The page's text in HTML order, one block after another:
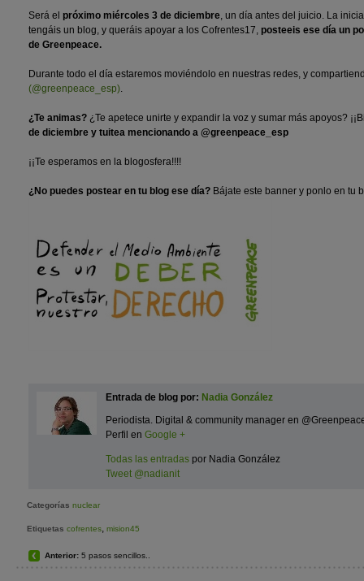
Será el próximo miércoles 3 de diciembre, un día antes del juicio. La
tengáis un blog, y queráis apoyar a los Cofrentes17, posteeis ese día un
de Greenpeace.
Durante todo el día estaremos moviéndolo en nuestras redes, y
(@greenpeace_esp).
¿Te animas? ¿Te apetece unirte y expandir la voz y sumar más apoyos?
de diciembre y tuitea mencionando a @greenpeace_esp
¡¡Te esperamos en la blogosfera!!!!
¿No puedes postear en tu blog ese día? Bájate este banner y ponlo en tu
Entrada de blog por: Nadia González
Periodista. Digital & community manager en
Perfil en Google +
Todas las entradas por Nadia González
Tweet @nadianit
Categorías nuclear
Etiquetas cofrentes, mision45
Anterior: 5 pasos sencillos..